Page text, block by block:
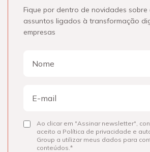
Fique por dentro de novidades sobre
assuntos ligados à transformação
empresas
mail
ConsentirAo clicar em "Assinar newsletter",
aceito a Política de privacidade e
Group a utilizar meus dados para
conteúdos.